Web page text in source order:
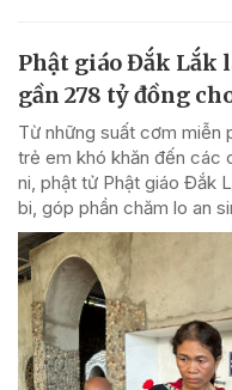
Phật giáo Đắk Lắk
gần 278 tỷ đồng
Từ những suất cơm miễn
trẻ em khó khăn đến các
ni, phật tử Phật giáo Đắk
bi, góp phần chăm lo an